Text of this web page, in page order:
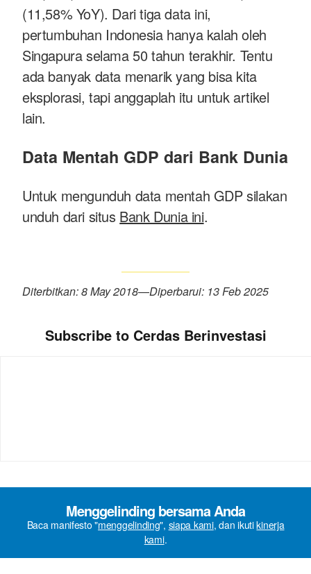
(11,58% YoY). Dari tiga data ini,
pertumbuhan Indonesia hanya kalah oleh
Singapura selama 50 tahun terakhir. Tentu
ada banyak data menarik yang bisa kita
eksplorasi, tapi anggaplah itu untuk artikel
lain.
Data Mentah GDP dari Bank Dunia
Untuk mengunduh data mentah GDP silakan
unduh dari situs Bank Dunia ini.
Diterbitkan: 8 May 2018—Diperbarui: 13 Feb 2025
Subscribe to Cerdas Berinvestasi
Menggelinding bersama Anda
Baca manifesto "menggelinding", siapa kami, dan ikutikinerja
kami.